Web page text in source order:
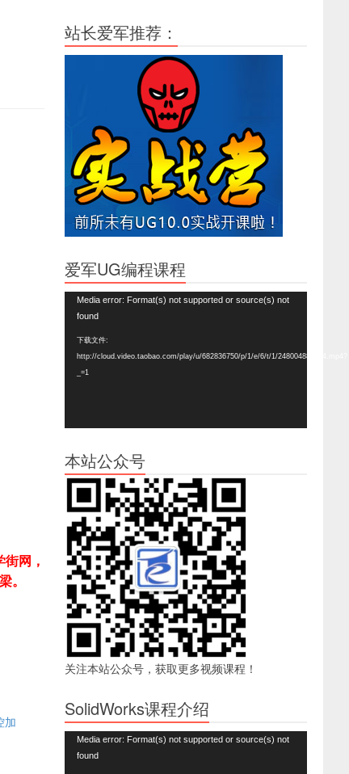
网，
。
加
站长爱军推荐：
爱军UG编程课程
Media error: Format(s) not supported or source(s) not
found
下载文件:
http://cloud.video.taobao.com/play/u/682836750/p/1/e/6/t/1/248004888864.mp4?
_=1
本站公众号
关注本站公众号，获取更多视频课程！
SolidWorks课程介绍
Media error: Format(s) not supported or source(s) not
found